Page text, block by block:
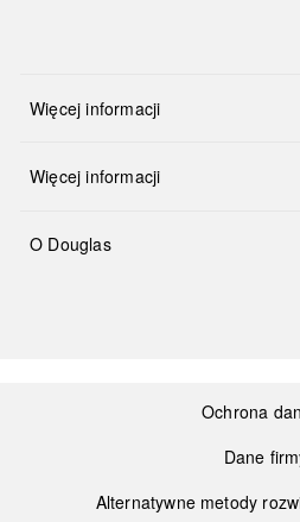
Więcej informacji
Więcej informacji
O Douglas
Ochrona
Dane
Alternatywne metody